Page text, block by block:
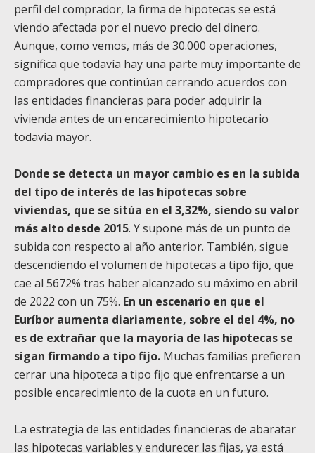
perfil del comprador, la firma de hipotecas se está
viendo afectada por el nuevo precio del dinero.
Aunque, como vemos, más de 30.000 operaciones,
significa que todavía hay una parte muy importante de
compradores que continúan cerrando acuerdos con
las entidades financieras para poder adquirir la
vivienda antes de un encarecimiento hipotecario
todavía mayor.
Donde se detecta un mayor cambio es en la subida
del tipo de interés de las hipotecas sobre
viviendas, que se sitúa en el 3,32%, siendo su valor
más alto desde 2015. Y supone más de un punto de
subida con respecto al año anterior. También, sigue
descendiendo el volumen de hipotecas a tipo fijo, que
cae al 5672% tras haber alcanzado su máximo en abril
de 2022 con un 75%. En un escenario en que el
Euríbor aumenta diariamente, sobre el del 4%, no
es de extrañar que la mayoría de las hipotecas se
sigan firmando a tipo fijo. Muchas familias prefieren
cerrar una hipoteca a tipo fijo que enfrentarse a un
posible encarecimiento de la cuota en un futuro.
La estrategia de las entidades financieras de abaratar
las hipotecas variables y endurecer las fijas, ya está